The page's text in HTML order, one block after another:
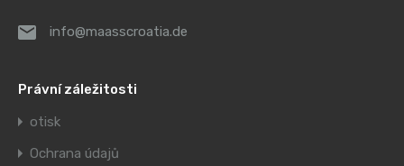
info@maasscroatia.de
Právní záležitosti
otisk
Ochrana údajů